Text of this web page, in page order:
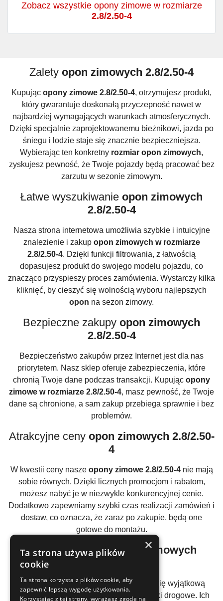
Zobacz wszystkie opony zimowe w rozmiarze
2.8/2.50-4
Zalety opon zimowych 2.8/2.50-4
Kupując opony zimowe 2.8/2.50-4, otrzymujesz produkt,
który gwarantuje doskonałą przyczepność nawet w
najbardziej wymagających warunkach atmosferycznych.
Dzięki specjalnie zaprojektowanemu bieżnikowi, jazda po
śniegu i lodzie staje się znacznie bezpieczniejsza.
Wybierając ten konkretny rozmiar opon zimowych,
zyskujesz pewność, że Twoje pojazdy będą pracować bez
zarzutu w sezonie zimowym.
Łatwe wyszukiwanie opon zimowych
2.8/2.50-4
Nasza strona internetowa umożliwia szybkie i intuicyjne
znalezienie i zakup opon zimowych w rozmiarze
2.8/2.50-4. Dzięki funkcji filtrowania, z łatwością
dopasujesz produkt do swojego modelu pojazdu, co
znacząco przyspieszy proces zamówienia. Wystarczy kilka
kliknięć, by cieszyć się wolnością wyboru najlepszych
opon na sezon zimowy.
Bezpieczne zakupy opon zimowych
2.8/2.50-4
Bezpieczeństwo zakupów przez Internet jest dla nas
priorytetem. Nasz sklep oferuje zabezpieczenia, które
chronią Twoje dane podczas transakcji. Kupując opony
zimowe w rozmiarze 2.8/2.50-4, masz pewność, że Twoje
dane są chronione, a sam zakup przebiega sprawnie i bez
problemów.
Atrakcyjne ceny opon zimowych 2.8/2.50-
4
W kwestii ceny nasze opony zimowe 2.8/2.50-4nie mają
sobie równych. Dzięki licznych promocjom i rabatom,
możesz nabyć je w niezwykle konkurencyjnej cenie.
Dodatkowo zapewniamy szybki czas realizacji zamówień i
dostaw, co oznacza, że zaraz po zakupie, będą one
gotowe do montażu.
Komfort i trwałośćopon zimowych
Opony w rozmiarze2.8/2.50-4cechują się wyjątkową
trwałością i odpornością na różne warunki drogowe. Ich
×
Ta strona używa plików
cookie
Ta strona korzysta z plików cookie, aby
zapewnić lepszą wygodę użytkowania.
Korzystając z tej strony, wyrażasz zgodę na